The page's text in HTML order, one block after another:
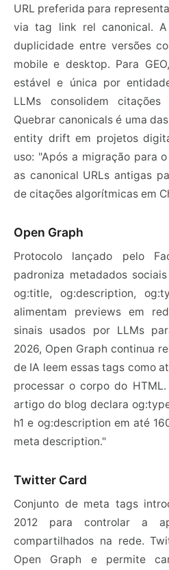
URL preferida para
via tag link rel canonical. A
duplicidade entre versões
mobile e desktop. Para
estável e única por
LLMs consolidem
Quebrar canonicals é uma
entity drift em projetos
uso: "Após a migração para
as canonical URLs antigas
de citações algorítmicas em
Open Graph
Protocolo lançado pelo
padroniza metadados
og:title, og:description,
alimentam previews em
sinais usados por LLMs
2026, Open Graph continua
de IA leem essas tags como
processar o corpo do
artigo do blog declara
h1 e og:description em até
meta description."
Twitter Card
Conjunto de meta tags
2012 para controlar a
compartilhados na rede.
Open Graph e permite